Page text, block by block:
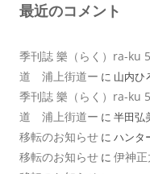
最近のコメント
季刊誌 樂（らく）ra-
道 浦上街道ー に 山内ひ
季刊誌 樂（らく）ra-
道 浦上街道ー に 半田弘
移転のお知らせ に ハンタ
移転のお知らせ に 伊神正